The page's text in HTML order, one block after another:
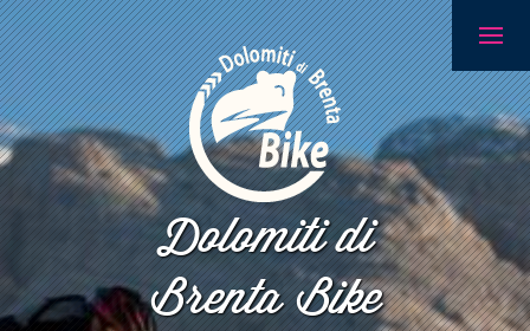
Dolomiti di
Brenta Bike